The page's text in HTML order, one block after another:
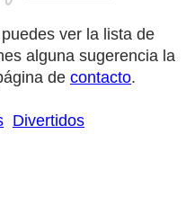
ver la lista de
alguna sugerencia la
de contacto.
Divertidos